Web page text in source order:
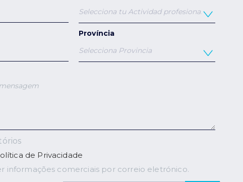
Província
de Privacidade
informações comerciais por correio eletrónico.